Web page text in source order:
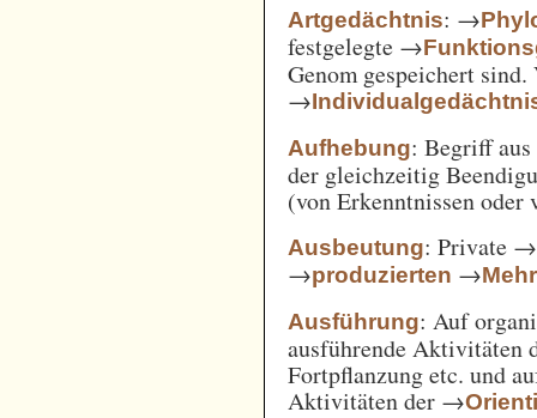
Artgedächtnis: →
festgelegte →
Genom gespeichert sind.
→
Aufhebung: Begriff
der gleichzeitig
(von Erkenntnissen
Ausbeutung: Private →
→produzierten →
Ausführung: Auf
ausführende Aktivitäten
Fortpflanzung etc. und
Aktivitäten der →